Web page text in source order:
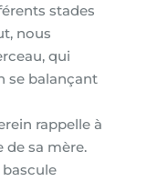
stades
nous
qui
se balançant
rappelle à
de sa mère.